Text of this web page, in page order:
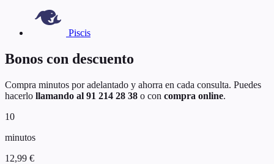
Piscis
Bonos con descuento
Compra minutos por adelantado y ahorra en cada consulta. Puedes
hacerlo llamando al 91 214 28 38 o con compra online.
10
minutos
12,99 €